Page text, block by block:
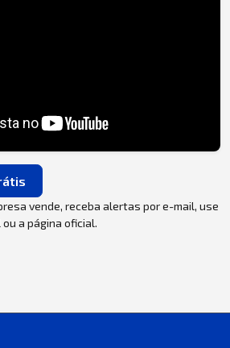
vende, receba alertas por e-mail, use
a página oficial.